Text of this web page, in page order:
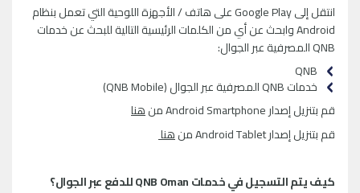
انتقل إلىGoogle Playعلى هاتف / الأجهزة اللوحية التي تعمل بنظام
Androidوابحث عن أي من الكلمات الرئيسية التالية للبحث عن خدمات
QNBالمصرفية عبر الجوال:
QNB
خدماتQNBالمصرفية عبر الجوال (QNB Mobile
)
قم بتنزيل إصدارAndroid Smartphoneمنهنا
قم بتنزيل إصدارAndroid Tabletمنهنا
كيف يتم التسجيل في خدماتQNB Omanللدفع عبر الجوال؟